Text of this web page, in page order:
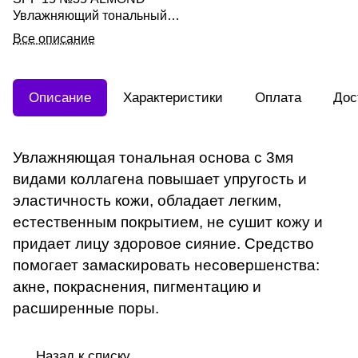
Увлажняющий тональный
крем с 3мя видами
коллагена №35 (Миндаль)
Все описание
Описание Характеристики Оплата
Увлажняющая тональная основа с 3мя
видами коллагена повышает упругость и
эластичность кожи, обладает легким,
естественным покрытием, не сушит кожу и
придает лицу здоровое сияние. Средство
помогает замаскировать несовершенства:
акне, покраснения, пигментацию и
расширенные поры.